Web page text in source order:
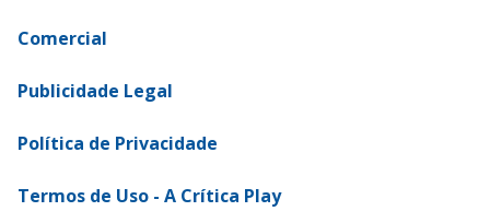
Comercial
Publicidade Legal
Política de Privacidade
Termos de Uso - A Crítica Play